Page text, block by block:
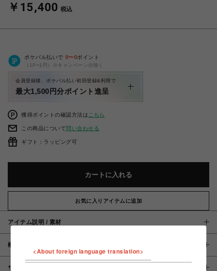
￥15,400 税込
ポケパル払いで 0〜0ポイント
（1P=1円）※キャンペーン分除く
会員登録後、ポケパル払い初回登録&利用で
最大1,500円分ポイント進呈
獲得ポイントの確認方法は こちら
この商品について問い合わせる
ギフト：ラッピング可
カートに入れる
お気に入りアイテムに追加
アイテム説明 / 素材
概要
サイズ
<About foreign language translation>